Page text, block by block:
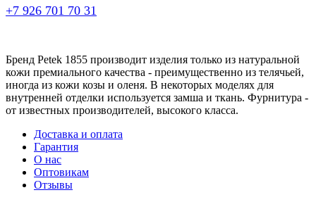
+7 926 701 70 31
Бренд Petek 1855 производит изделия только из натуральной
кожи премиального качества - преимущественно из телячьей,
иногда из кожи козы и оленя. В некоторых моделях для
внутренней отделки используется замша и ткань. Фурнитура -
от известных производителей, высокого класса.
Доставка и оплата
Гарантия
О нас
Оптовикам
Отзывы